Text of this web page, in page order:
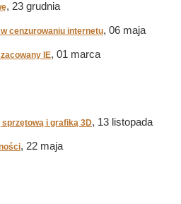
, 23 grudnia
cenzurowaniu internetu, 06 maja
IE, 01 marca
i grafiką 3D, 13 listopada
, 22 maja